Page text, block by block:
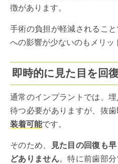
徴があります。
手術の負担が軽減されるこ
への影響が少ないのもメリッ
即時的に見た目を回
通常のインプラントでは、
待つ必要がありますが、抜
装着可能です。
そのため、
見た目の回復も
どありません。特に前歯部